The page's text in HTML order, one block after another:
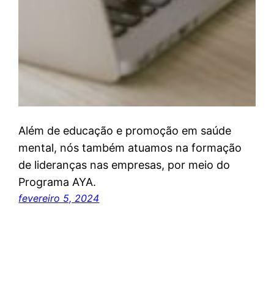
Além de educação e promoção em saúde
mental, nós também atuamos na formação
de lideranças nas empresas, por meio do
Programa AYA.
fevereiro 5, 2024